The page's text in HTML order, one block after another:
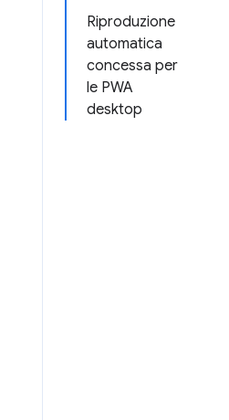
Riproduzione
automatica
concessa per
le PWA
desktop